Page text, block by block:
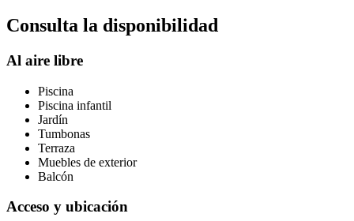
Consulta la disponibilidad
Al aire libre
Piscina
Piscina infantil
Jardín
Tumbonas
Terraza
Muebles de exterior
Balcón
Acceso y ubicación